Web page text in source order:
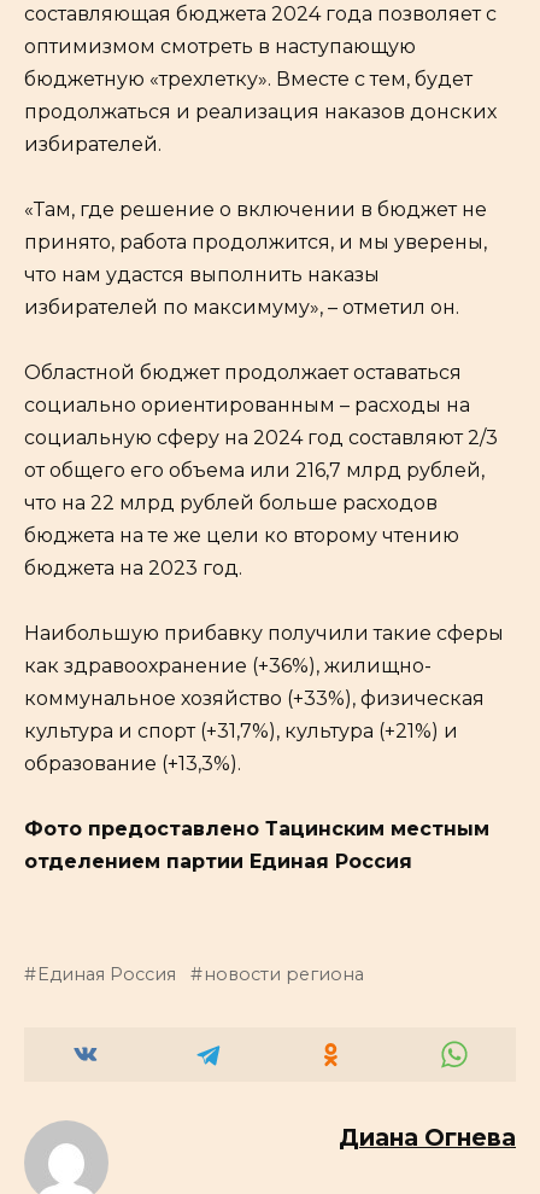
составляющая бюджета 2024 года позволяет с
оптимизмом смотреть в наступающую
бюджетную «трехлетку». Вместе с тем, будет
продолжаться и реализация наказов донских
избирателей.
«Там, где решение о включении в бюджет не
принято, работа продолжится, и мы уверены,
что нам удастся выполнить наказы
избирателей по максимуму», – отметил он.
Областной бюджет продолжает оставаться
социально ориентированным – расходы на
социальную сферу на 2024 год составляют 2/3
от общего его объема или 216,7 млрд рублей,
что на 22 млрд рублей больше расходов
бюджета на те же цели ко второму чтению
бюджета на 2023 год.
Наибольшую прибавку получили такие сферы
как здравоохранение (+36%), жилищно-
коммунальное хозяйство (+33%), физическая
культура и спорт (+31,7%), культура (+21%) и
образование (+13,3%).
Фото предоставлено Тацинским местным
отделением партии Единая Россия
Единая Россия новости региона
Диана Огнева